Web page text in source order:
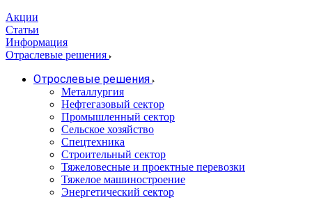
Акции
Статьи
Информация
Отраслевые решения
Отрослевые решения
Металлургия
Нефтегазовый сектор
Промышленный сектор
Сельское хозяйство
Спецтехника
Строительный сектор
Тяжеловесные и проектные перевозки
Тяжелое машиностроение
Энергетический сектор